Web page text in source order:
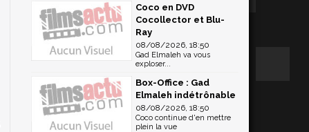
Coco en DVD
Cocollector et Blu-
Ray
08/08/2026, 18:50
Gad Elmaleh va vous
exploser...
Box-Office : Gad
Elmaleh indétrônable
08/08/2026, 18:50
Coco continue d'en mettre
plein la vue